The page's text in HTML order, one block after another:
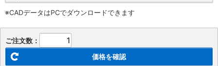
※CADデータはPCでダウンロードできます
ご注文数：
価格を確認